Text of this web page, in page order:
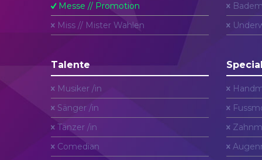
Messe // Promotion
Miss // Mister Wahlen
Talente
Musiker /in
Sänger /in
Tänzer /in
Comedian